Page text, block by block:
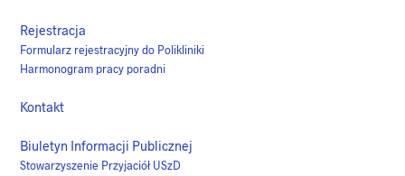
Rejestracja
Formularz rejestracyjny do Polikliniki
Harmonogram pracy poradni
Kontakt
Biuletyn Informacji Publicznej
Stowarzyszenie Przyjaciół USzD